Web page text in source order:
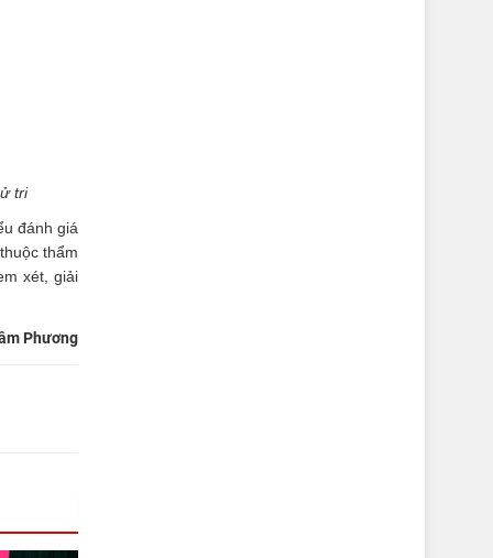
tri
đánh giá
thẩm
xét, giải
Phương